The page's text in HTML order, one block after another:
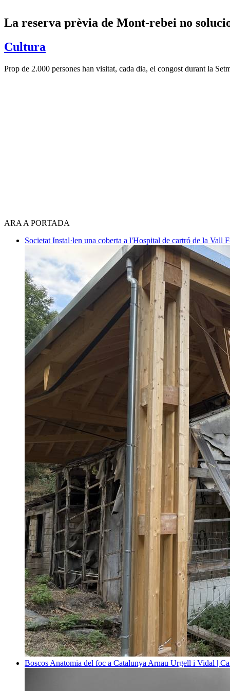
La reserva prèvia de Mont-rebei no
Cultura
Prop de 2.000 persones han visitat, cada dia, el congost durant la
ARA A PORTADA
Societat Instal·len una coberta a l'Hospital de cartró de la Vall
Boscos Anatomia del foc a Catalunya Arnau Urgell i Vidal |